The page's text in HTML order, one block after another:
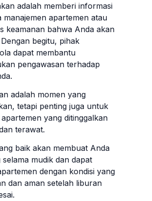
adalah memberi informasi
manajemen apartemen atau
keamanan bahwa Anda akan
begitu, pihak
dapat membantu
pengawasan terhadap
adalah momen yang
tetapi penting juga untuk
yang ditinggalkan
terawat.
baik akan membuat Anda
selama mudik dan dapat
dengan kondisi yang
dan aman setelah liburan